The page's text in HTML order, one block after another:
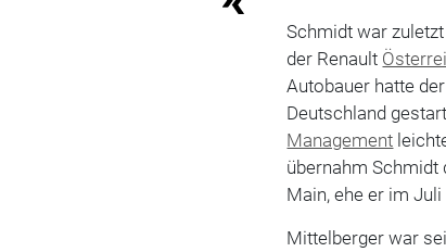
Schmidt war
der Renault
Autobauer hatte
Deutschland
Management
übernahm Schmidt
Main, ehe er im
Mittelberger war